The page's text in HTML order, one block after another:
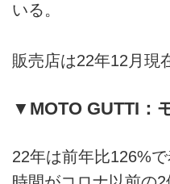
いる。
販売店は22年12月現
▼MOTO GUTTI：
22年は前年比126%